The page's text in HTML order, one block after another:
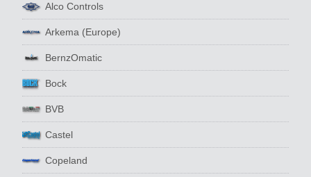
Alco Controls
Arkema (Europe)
BernzOmatic
Bock
BVB
Castel
Copeland